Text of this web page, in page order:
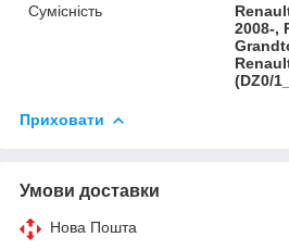
Сумісність
2008-,
(DZ0/
Приховати
Умови доставки
Нова Пошта